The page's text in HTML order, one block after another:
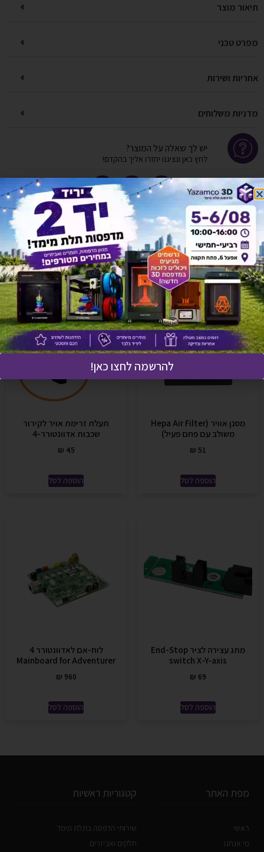
תיאור מוצר
מפרט טכני
אחריות ושירות
מדניות משלוחים
יש לך שאלה על המוצר?
לחץ כאן ונציגנו יחזרו אליך בהקדם!
אולי יעניין אותך גם
מסנן אוויר (Hepa Air Filter
משולב עם פחם פעיל)
₪ 51
הוספה לסל
תעלת זרימת אויר לקירור
שכבות אדוונטורר-4
₪ 45
הוספה לסל
מתג עצירה לציר End-Stop
switch X-Y-axis
₪ 69
הוספה לסל
לוח-אם לאדוונטורר 4
Mainboard for Adventurer
₪ 960
הוספה לסל
מפת האתר
ראשי
מי אנחנו
קטגוריות ראשיות
שירותי הדפסה בתלת מימד
חלקים ואביזרים
להרשמה לחצו כאן!